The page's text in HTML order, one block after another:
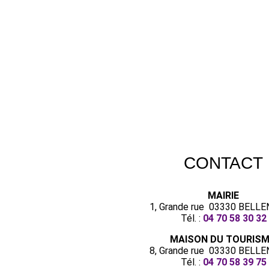
CONTACT
MAIRIE
1, Grande rue 03330
Tél. : 04 70 58 30 32
MAISON DU
8, Grande rue 03330
Tél. : 04 70 58 39 75